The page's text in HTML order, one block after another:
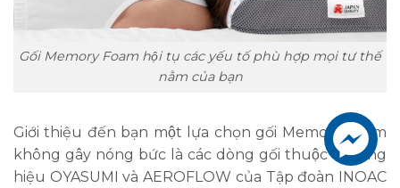
Gối Memory Foam hội tụ các yếu tố phù hợp mọi tư thế
nằm của bạn
Giới thiệu đến bạn một lựa chọn gối Memory Foam
không gây nóng bức là các dòng gối thuộc thương
hiệu OYASUMI và AEROFLOW của Tập đoàn INOAC